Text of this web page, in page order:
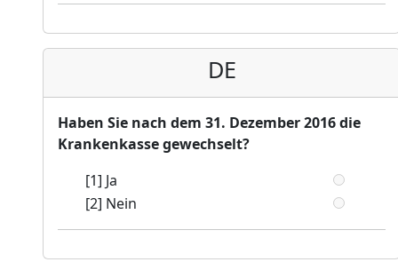
DE
Haben Sie nach dem 31. Dezember 2016 die
Krankenkasse gewechselt?
[1] Ja
[2] Nein